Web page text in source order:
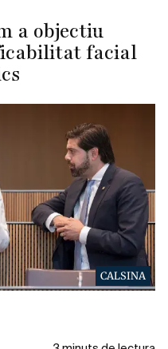
a objectiu
facial
CALSINA